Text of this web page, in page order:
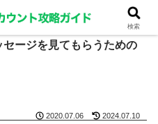
ージを見てもらうための
2020.07.06 2024.07.10
検索